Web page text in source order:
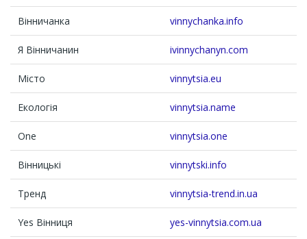
Вінничанка vinnychanka.info
Я Вінничанин ivinnychanyn.com
Місто vinnytsia.eu
Екологія vinnytsia.name
One vinnytsia.one
Вінницькі vinnytski.info
Тренд vinnytsia-trend.in.ua
Yes Вінниця yes-vinnytsia.com.ua